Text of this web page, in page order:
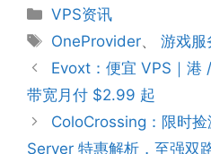
分
类
VPS资讯
标
签
OneProvider、游戏服
Evoxt：便宜 VPS｜港
带宽月付 $2.99 起
ColoCrossing：限时
Server 特惠解析，至强双